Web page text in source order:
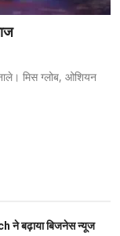
मिस ग्लोब, ओशियन
ने बढ़ाया बिजनेस न्यूज